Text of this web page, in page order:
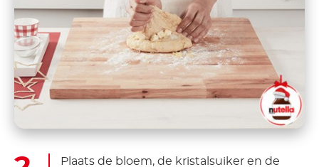
Plaats de bloem, de kristalsuiker en de